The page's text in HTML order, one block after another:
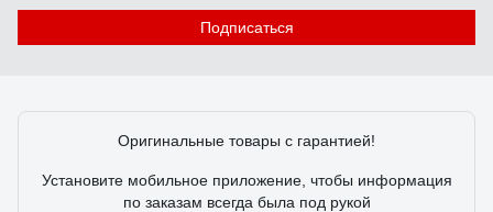
Подписаться
Оригинальные товары с гарантией!
Установите мобильное приложение, чтобы информация
по заказам всегда была под рукой